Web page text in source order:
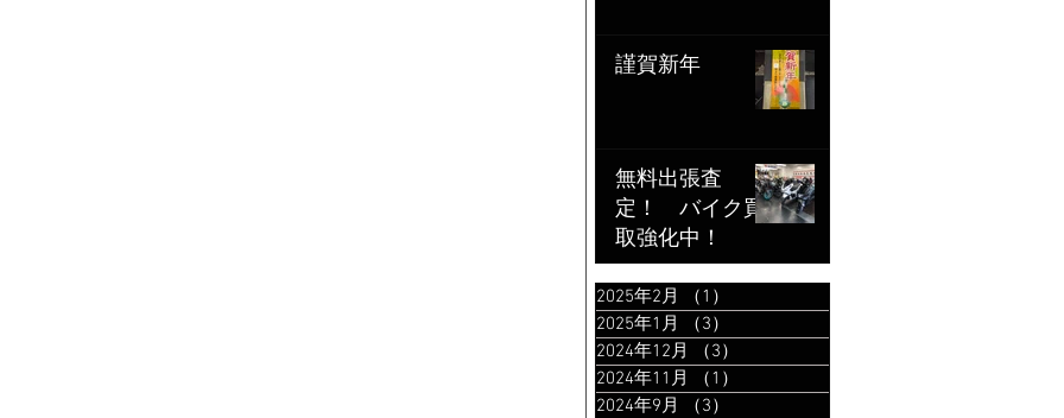
謹賀新年
無料出張査
定！ バイク買
取強化中！
2025年2月 （1）
2025年1月
（3）
2024年12月
（3）
2024年11月
（1）
2024年9月
（3）